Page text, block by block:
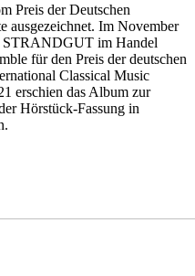
Preis der Deutschen
ausgezeichnet. Im November
STRANDGUT im Handel
für den Preis der deutschen
Classical Music
erschien das Album zur
Hörstück-Fassung in